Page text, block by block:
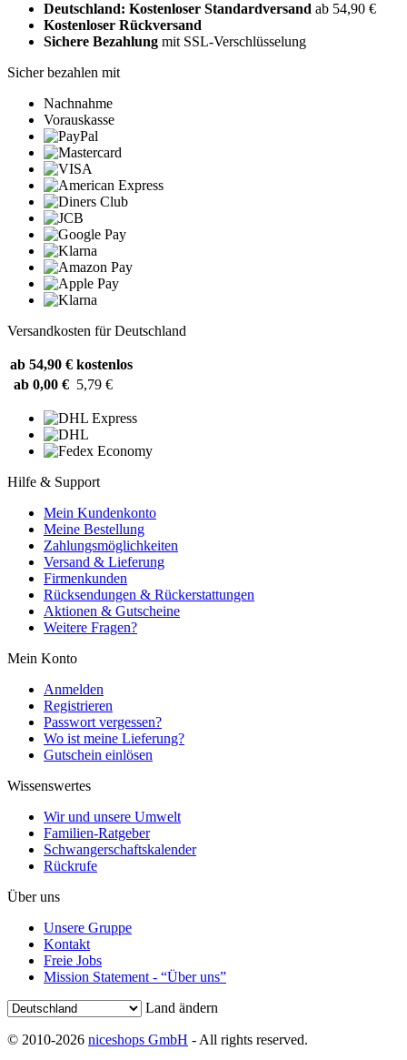
Deutschland: Kostenloser Standardversand ab 54,90 €
Kostenloser Rückversand
Sichere Bezahlung mit SSL-Verschlüsselung
Sicher bezahlen mit
Nachnahme
Vorauskasse
Versandkosten für Deutschland
ab 54,90 € kostenlos
ab 0,00 € 5,79 €
Hilfe & Support
Mein Kundenkonto
Meine Bestellung
Zahlungsmöglichkeiten
Versand & Lieferung
Firmenkunden
Rücksendungen & Rückerstattungen
Aktionen & Gutscheine
Weitere Fragen?
Mein Konto
Anmelden
Registrieren
Passwort vergessen?
Wo ist meine Lieferung?
Gutschein einlösen
Wissenswertes
Wir und unsere Umwelt
Familien-Ratgeber
Schwangerschaftskalender
Rückrufe
Über uns
Unsere Gruppe
Kontakt
Freie Jobs
Mission Statement - “Über uns”
Land ändern
© 2010-2026 niceshops GmbH - All rights reserved.